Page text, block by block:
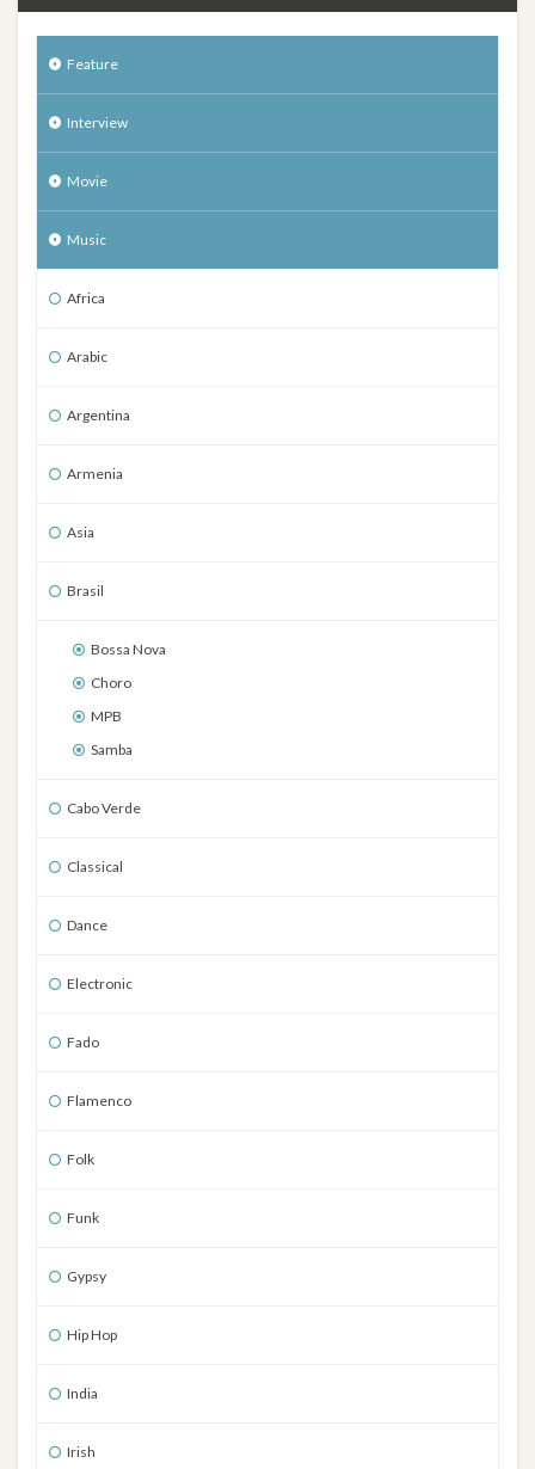
Feature
Interview
Movie
Music
Africa
Arabic
Argentina
Armenia
Asia
Brasil
Bossa Nova
Choro
MPB
Samba
Cabo Verde
Classical
Dance
Electronic
Fado
Flamenco
Folk
Funk
Gypsy
Hip Hop
India
Irish